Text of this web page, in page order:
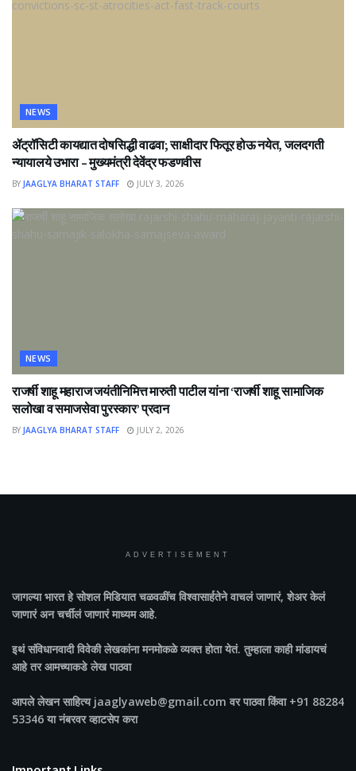
NEWS
ॲट्रॉसिटी कायद्यात दोषसिद्धी वाढवा; साक्षीदार फितूर होऊ नयेत, जलदगती
न्यायालये उभारा – मुख्यमंत्री देवेंद्र फडणवीस
BY JAAGLYA BHARAT STAFF JULY 3, 2026
NEWS
राजर्षी शाहू महाराज जयंतीनिमित्त मारुती पाटील यांना ‘राजर्षी शाहू सामाजिक
सलोखा व समाजसेवा पुरस्कार’ प्रदान
BY JAAGLYA BHARAT STAFF JULY 2, 2026
ADVERTISEMENT
जागल्या भारतहे सोशल मिडियात चळवळींच विश्वासार्हतेने वाचलं जाणारं, शेअर केलं
जाणारं अन चर्चीलं जाणारं माध्यम आहे.
इथं संविधानवादी विवेकी लेखकांना मनमोकळे व्यक्त होता येतं. तुम्हाला काही मांडायचं
आहे तर आमच्याकडे लेख पाठवा
आपले लेखन साहित्य jaaglyaweb@gmail.com वर पाठवा किंवा +91 88284
53346 या नंबरवर व्हाटसेप करा